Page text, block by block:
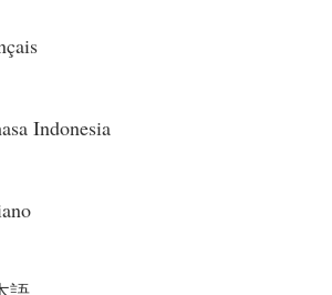
συνεισφερόντων
IAMMETER
με εμάς
Indonesia